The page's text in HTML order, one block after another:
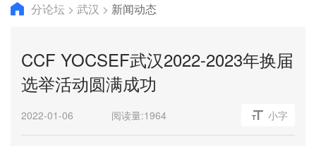
分论坛 > 武汉 > 新闻动态
CCF YOCSEF武汉2022-2023年换届
选举活动圆满成功
2022-01-06 阅读量:1964 小字